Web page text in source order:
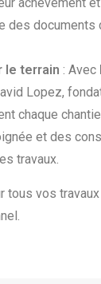
des documents
le terrain : Avec
Lopez,
chaque
et des
travaux.
tous vos